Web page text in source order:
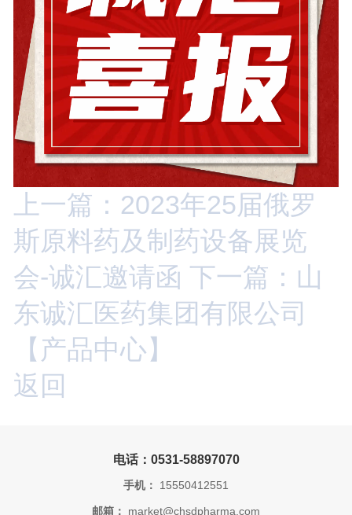
上一篇：2023年25届俄罗
斯原料药及制药设备展览
会-诚汇邀请函 下一篇：山
东诚汇医药集团有限公司
【产品中心】
返回
电话：0531-58897070
手机： 15550412551
邮箱： market@chsdpharma.com